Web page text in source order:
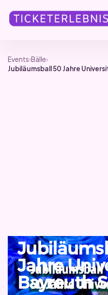
Events›Bälle›
Jubiläumsball 50 Jahre
Jahre
Bayreuth